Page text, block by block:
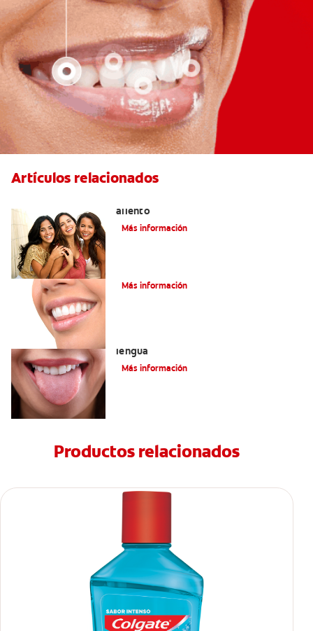
Artículos relacionados
aliento
Más información
Más información
lengua
Más información
Productos relacionados